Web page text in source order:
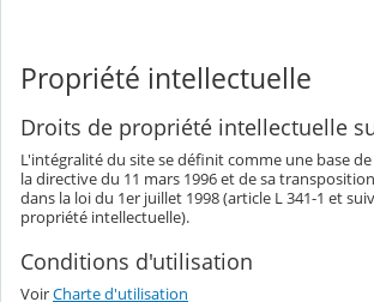
Propriété intellectuelle
Droits de propriété intellectuelle
L'intégralité du site se définit comme une base
la directive du 11 mars 1996 et de sa
dans la loi du 1er juillet 1998 (article L 341-1 et
propriété intellectuelle).
Conditions d'utilisation
VoirCharte d'utilisation